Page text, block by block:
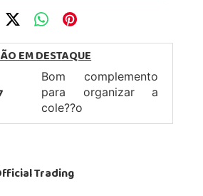
EM DESTAQUE
Bom complemento
para organizar a
cole??o
Trading